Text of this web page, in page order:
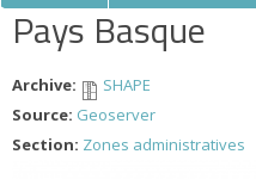
Pays Basque
Archive:
SHAPE
Source: Geoserver
Section: Zones administratives